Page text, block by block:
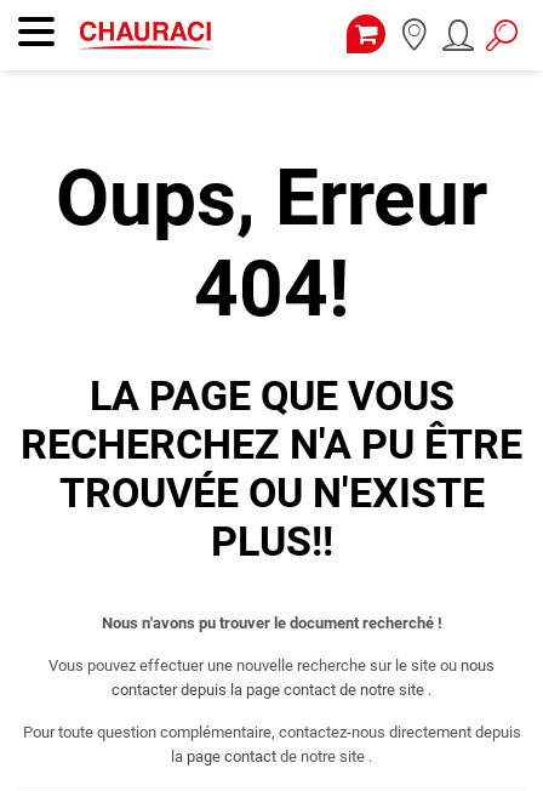
Oups, Erreur
404!
LA PAGE QUE VOUS
RECHERCHEZ N'A PU ÊTRE
TROUVÉE OU N'EXISTE
PLUS!!
Nous n'avons pu trouver le document recherché !
Vous pouvez effectuer une nouvelle recherche sur le site ou nous
contacter depuis la page contact de notre site .
Pour toute question complémentaire, contactez-nous directement depuis
la page contact de notre site .